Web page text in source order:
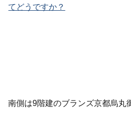
てどうですか？
南側は9階建のブランズ京都烏丸